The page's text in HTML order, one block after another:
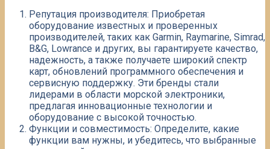
Репутация производителя: Приобретая
оборудование известных и проверенных
производителей, таких как Garmin, Raymarine, Simrad,
B&G, Lowrance и других, вы гарантируете качество,
надежность, а также получаете широкий спектр
карт, обновлений программного обеспечения и
сервисную поддержку. Эти бренды стали
лидерами в области морской электроники,
предлагая инновационные технологии и
оборудование с высокой точностью.​
Функции и совместимость: Определите, какие
функции вам нужны, и убедитесь, что выбранные